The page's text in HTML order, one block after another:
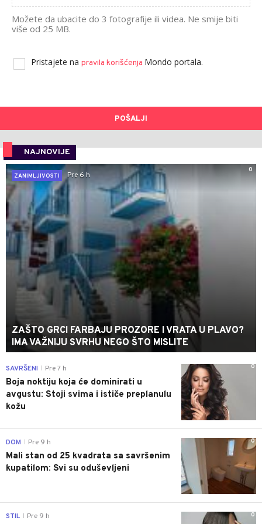
Možete da ubacite do 3 fotografije ili videa. Ne smije biti
više od 25 MB.
Pristajete na pravila korišćenja Mondo portala.
POŠALJI
NAJNOVIJE
0
ZANIMLJIVOSTI
Pre 6 h
ZAŠTO GRCI FARBAJU PROZORE I VRATA U PLAVO?
IMA VAŽNIJU SVRHU NEGO ŠTO MISLITE
0
SAVRŠENI Pre 7 h
Boja noktiju koja će dominirati u
avgustu: Stoji svima i ističe preplanulu
kožu
0
DOM Pre 9 h
Mali stan od 25 kvadrata sa savršenim
kupatilom: Svi su oduševljeni
0
STIL Pre 9 h